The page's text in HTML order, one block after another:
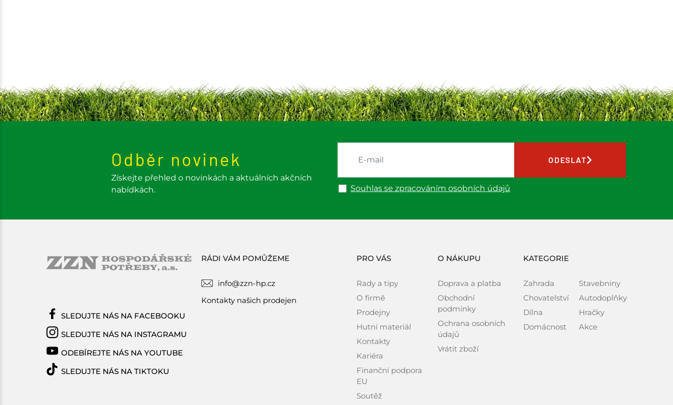
Odběr novinek
Získejte přehled o novinkách a aktuálních akčních
nabídkách.
Souhlas se zpracováním osobních údajů
ODESLAT
RÁDI VÁM POMŮŽEME
info@zzn-hp.cz
Kontakty našich prodejen
PRO VÁS
Rady a tipy
O firmě
Prodejny
Hutní materiál
Kontakty
Kariéra
Finanční podpora
EU
Soutěž
O NÁKUPU
Doprava a platba
Obchodní
podmínky
Ochrana osobních
údajů
Vrátit zboží
KATEGORIE
Zahrada
Chovatelství
Dílna
Domácnost
Stavebniny
Autodoplňky
Hračky
Akce
SLEDUJTE NÁS NA FACEBOOKU
SLEDUJTE NÁS NA INSTAGRAMU
ODEBÍREJTE NÁS NA YOUTUBE
SLEDUJTE NÁS NA TIKTOKU